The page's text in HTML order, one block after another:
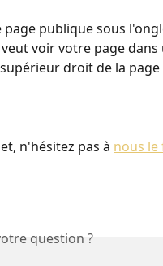
page publique sous
voir votre page dans
droit de la page
n'hésitez pas à nous le
question ?